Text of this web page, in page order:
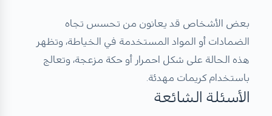
بعض الأشخاص قد يعانون من تحسس تجاه
الضمادات أو المواد المستخدمة في الخياطة، وتظهر
هذه الحالة على شكل احمرار أو حكة مزعجة، وتعالج
باستخدام كريمات مهدئة.
الأسئلة الشائعة